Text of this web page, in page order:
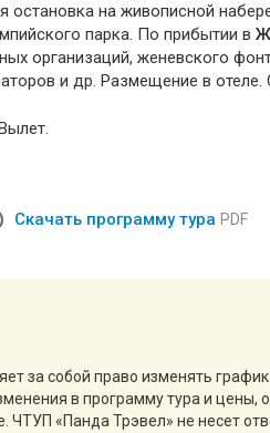
остановка на живописной
парка. По прибытии в
организаций, женевского
и др. Размещение в
Скачать программу тура PDF
за собой право изменять
в программу тура и цены,
ЧТУП «Панда Трэвел» не несет